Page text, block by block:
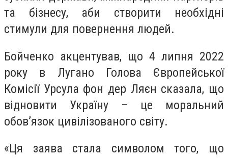
та бізнесу, аби створити необхідні
стимули для повернення людей.
Бойченко акцентував, що 4 липня 2022
року в Лугано Голова Європейської
Комісії Урсула фон дер Ляєн сказала, що
відновити Україну – це моральний
обов’язок цивілізованого світу.
«Ця заява стала символом того, що